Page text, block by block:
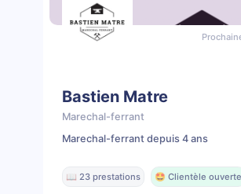
Bastien Matre
Marechal-ferrant
Marechal-ferrant depuis 4 ans
📖 23 prestations 🤩 Clientèle ouverte